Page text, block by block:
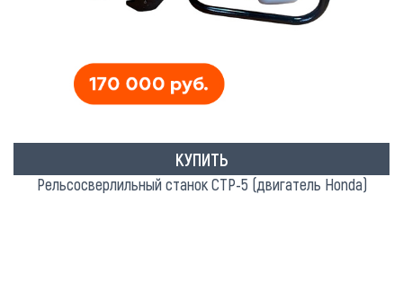
КУПИТЬ
Рельсосверлильный станок СТР-5 (двигатель Honda)